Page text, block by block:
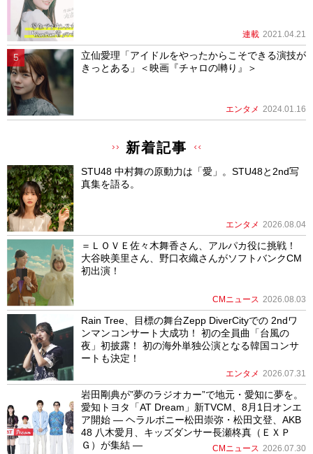
連載 2021.04.21
立仙愛理「アイドルをやったからこそできる演技が
きっとある」＜映画『チャロの囀り』＞
エンタメ 2024.01.16
新着記事
STU48 中村舞の原動力は「愛」。STU48と2nd写
真集を語る。
エンタメ 2026.08.04
＝ＬＯＶＥ佐々木舞香さん、アルパカ役に挑戦！
大谷映美里さん、野口衣織さんがソフトバンクCM
初出演！
CMニュース 2026.08.03
Rain Tree、目標の舞台Zepp DiverCityでの 2ndワ
ンマンコンサート大成功！ 初の全員曲「台風の
夜」初披露！ 初の海外単独公演となる韓国コンサ
ートも決定！
エンタメ 2026.07.31
岩田剛典が”夢のラジオカー”で地元・愛知に夢を。
愛知トヨタ「AT Dream」新TVCM、8月1日オンエ
ア開始 ― ヘラルボニー松田崇弥・松田文登、AKB
48 八木愛月、キッズダンサー長瀬柊真（ＥＸＰ
Ｇ）が集結 ―
CMニュース 2026.07.30